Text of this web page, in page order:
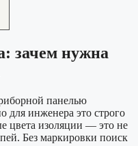
зачем нужна
панелью
для инженера это строго
цвета изоляции — это не
Без маркировки поиск